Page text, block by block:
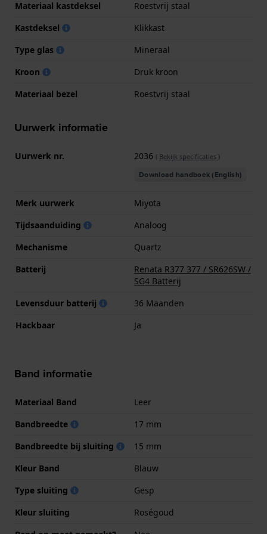
Materiaal kastdeksel
Roestvrij staal
Kastdeksel
Klikkast
Type glas
Mineraal
Kroon
Druk kroon
Materiaal bezel
Roestvrij staal
Uurwerk informatie
Uurwerk nr. 2036 ( Bekijk specificaties )
Download handboek (English)
Merk uurwerk
Miyota
Tijdsaanduiding
Analoog
Mechanisme
Quartz
Batterij
Renata R377 377 / SR626SW /
SG4 Batterij
Levensduur batterij
36 Maanden
Hackbaar
Ja
Band informatie
Materiaal Band
Leer
Bandbreedte
17 mm
Bandbreedte bij sluiting
15 mm
Kleur Band
Blauw
Type sluiting
Gesp
Kleur sluiting
Roségoud